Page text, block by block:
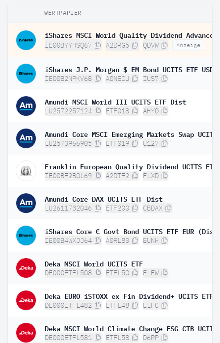
WERTPAPIER
IE00BYYHSQ67 A2DRG5 QDVW Anzeige
IE00B2NPKV68 A0NECU IUS7
Amundi MSCI World III UCITS ETF Dist
LU2572257124 ETF018 AHYQ
LU2573966905 ETF019 U127
Franklin European Quality Dividend UCITS ETF
IE00BF2B0L69 A2DTF2 FLXD
Amundi Core DAX UCITS ETF Dist
LU2611732046 ETF200 CBDAX
iShares Core € Govt Bond UCITS ETF EUR
IE00B4WXJJ64 A0RL83 EUNH
Deka MSCI World UCITS ETF
DE000ETFL508 ETFL50 ELFW
Deka EURO iSTOXX ex Fin Dividend+ UCITS ETF
DE000ETFL482 ETFL48 ELFC
Deka MSCI World Climate Change ESG CTB UCITS
DE000ETFL581 ETFL58 D6RP